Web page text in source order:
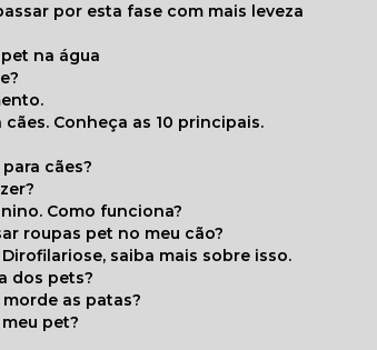
por esta fase com mais leveza
na água
cães. Conheça as 10 principais.
cães?
Como funciona?
roupas pet no meu cão?
Dirofilariose, saiba mais sobre isso.
dos pets?
morde as patas?
pet?